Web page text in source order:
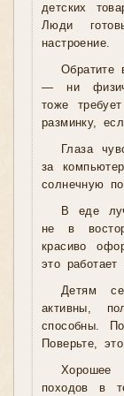
детских
Люди
настроение.
Обратите
— ни
тоже
разминку,
Глаза
за
солнечную
В еде
не в
красиво
это работает
Детям
активны,
способны.
Поверьте,
походов в